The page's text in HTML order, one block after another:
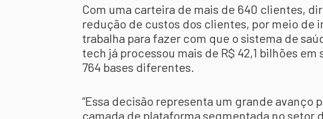
Com uma carteira de mais de 640 clientes,
redução de custos dos clientes, por meio de
trabalha para fazer com que o sistema de
tech já processou mais de R$ 42,1 bilhões
764 bases diferentes.
“Essa decisão representa um grande avanço
camada de plataforma segmentada no setor